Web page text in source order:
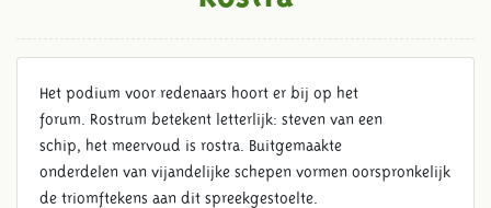
Het podium voor redenaars hoort er bij op het
forum. Rostrum betekent letterlijk: steven van een
schip, het meervoud is rostra. Buitgemaakte
onderdelen van vijandelijke schepen vormen oorspronkelijk
de triomftekens aan dit spreekgestoelte.